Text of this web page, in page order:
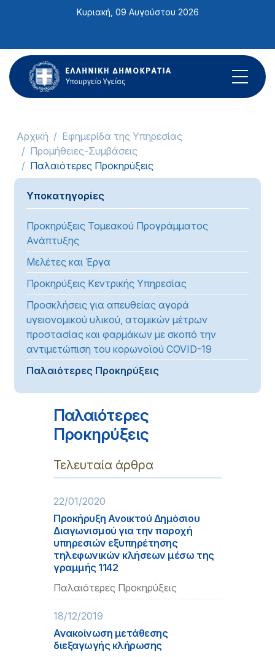
ιστότοπος
περιλαμβάνει
ένα
σύστημα
Κυριακή, 09 Αυγούστου 2026
Αρχική
Εφημερίδα της Υπηρεσίας
Προμήθειες-Συμβάσεις
Παλαιότερες Προκηρύξεις
Υποκατηγορίες
Προκηρύξεις Τομεακού Προγράμματος
Ανάπτυξης
Μελέτες και Έργα
Προκηρύξεις Κεντρικής Υπηρεσίας
Προσκλήσεις για απευθείας αγορά
υγειονομικού υλικού, ατομικών μέτρων
προστασίας και φαρμάκων με σκοπό την
αντιμετώπιση του κορωνοϊού COVID-19
Παλαιότερες Προκηρύξεις
Παλαιότερες
Προκηρύξεις
Τελευταία άρθρα
22/01/2020
Προκήρυξη Ανοικτού Δημόσιου
Διαγωνισμού για την παροχή
υπηρεσιών εξυπηρέτησης
τηλεφωνικών κλήσεων μέσω της
γραμμής 1142
Παλαιότερες Προκηρύξεις
18/12/2019
Ανακοίνωση μετάθεσης
διεξαγωγής κλήρωσης